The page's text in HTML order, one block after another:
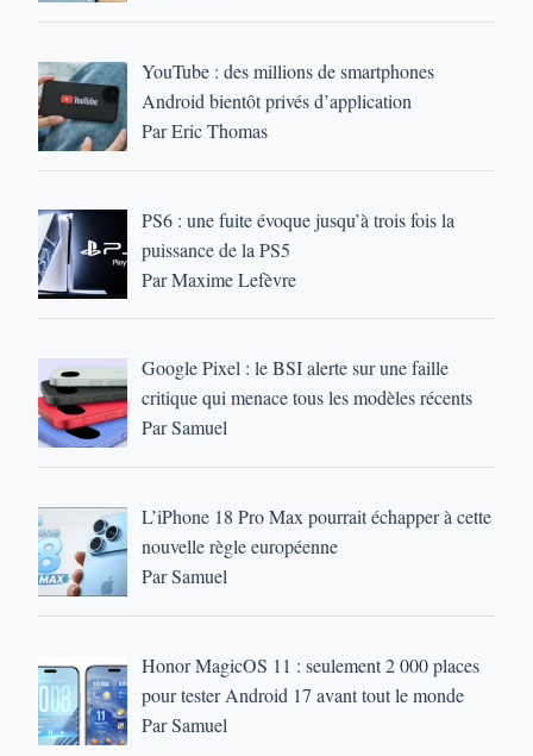
YouTube : des millions de smartphones
Android bientôt privés d’application
Par Eric Thomas
PS6 : une fuite évoque jusqu’à trois fois la
puissance de la PS5
Par Maxime Lefèvre
Google Pixel : le BSI alerte sur une faille
critique qui menace tous les modèles récents
Par Samuel
L’iPhone 18 Pro Max pourrait échapper à cette
nouvelle règle européenne
Par Samuel
Honor MagicOS 11 : seulement 2 000 places
pour tester Android 17 avant tout le monde
Par Samuel